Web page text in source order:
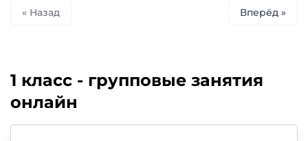
« Назад Вперёд »
1 класс - групповые занятия
онлайн